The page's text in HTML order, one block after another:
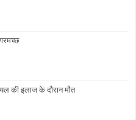
की इलाज के दौरान मौत